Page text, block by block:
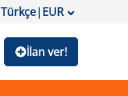
Türkçe|EUR
İlan ver!